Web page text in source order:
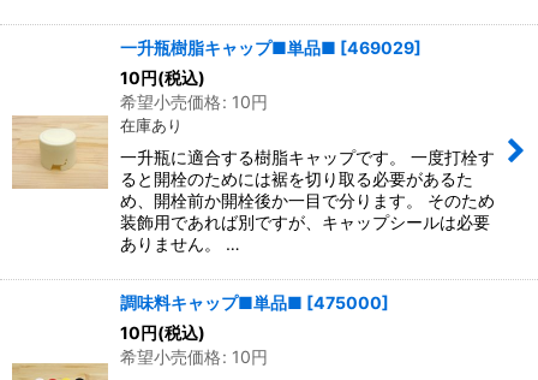
一升瓶樹脂キャップ■単品■ [469029]
10円(税込)
希望小売価格: 10円
在庫あり
一升瓶に適合する樹脂キャップです。 一度打栓す
ると開栓のためには裾を切り取る必要があるた
め、開栓前か開栓後か一目で分ります。 そのため
装飾用であれば別ですが、キャップシールは必要
ありません。 …
調味料キャップ■単品■ [475000]
10円(税込)
希望小売価格: 10円